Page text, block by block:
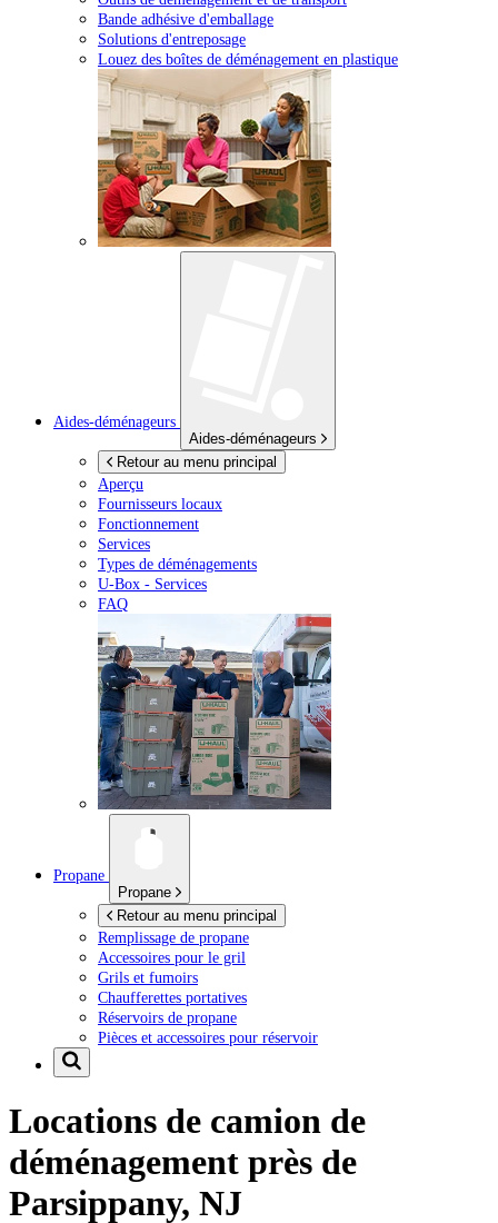
Bande adhésive d'emballage
Solutions d'entreposage
Louez des boîtes de déménagement en plastique
Aides-déménageurs
Aides-déménageurs
Retour au menu principal
Aperçu
Fournisseurs locaux
Fonctionnement
Services
Types de déménagements
U-Box - Services
FAQ
Propane
Propane
Retour au menu principal
Remplissage de propane
Accessoires pour le gril
Grils et fumoirs
Chaufferettes portatives
Réservoirs de propane
Pièces et accessoires pour réservoir
Locations de camion de
déménagement près de
Parsippany, NJ